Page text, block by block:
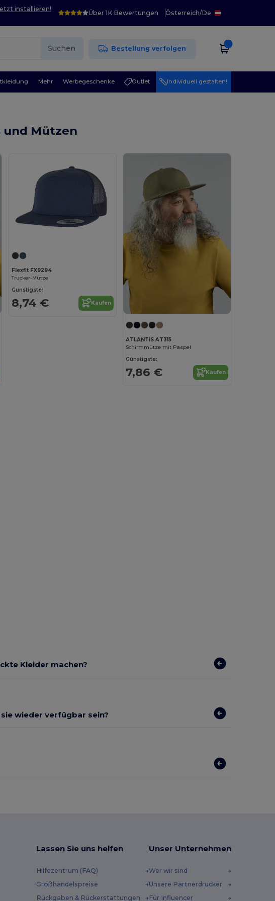
installieren!
Über 1K Bewertungen Österreich/De
Suchen Bestellung verfolgen
Mehr Werbegeschenke Outlet Individuell gestalten!
und Mützen
Flexfit FX9294
Trucker-Mütze
Günstigste:
8,74 € Kaufen
ATLANTIS AT315
Schirmmütze mit Paspel
Günstigste:
7,86 € Kaufen
Kleider machen?
wieder verfügbar sein?
Lassen Sie uns helfen
Hilfezentrum (FAQ)
Großhandelspreise
Rückgaben & Rückerstattungen
Unser Unternehmen
Wer wir sind
Unsere Partnerdrucker
Für Influencer